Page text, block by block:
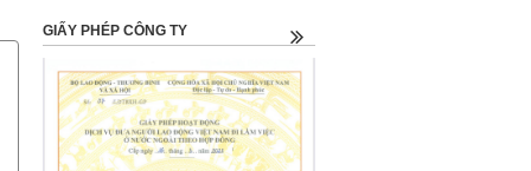
GIẤY PHÉP CÔNG TY